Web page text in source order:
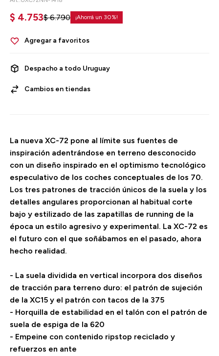
$ 4.753$ 6.790 30
Despacho a todo Uruguay
Cambios en tiendas
La nueva XC-72 pone al límite sus fuentes de
inspiración adentrándose en terreno desconocido
con un diseño inspirado en el optimismo tecnológico
especulativo de los coches conceptuales de los 70.
Los tres patrones de tracción únicos de la suela y los
detalles angulares proporcionan al habitual corte
bajo y estilizado de las zapatillas de running de la
época un estilo agresivo y experimental. La XC-72 es
el futuro con el que soñábamos en el pasado, ahora
hecho realidad.
- La suela dividida en vertical incorpora dos diseños
de tracción para terreno duro: el patrón de sujeción
de la XC15 y el patrón con tacos de la 375
- Horquilla de estabilidad en el talón con el patrón de
suela de espiga de la 620
- Empeine con contenido ripstop reciclado y
refuerzos en ante